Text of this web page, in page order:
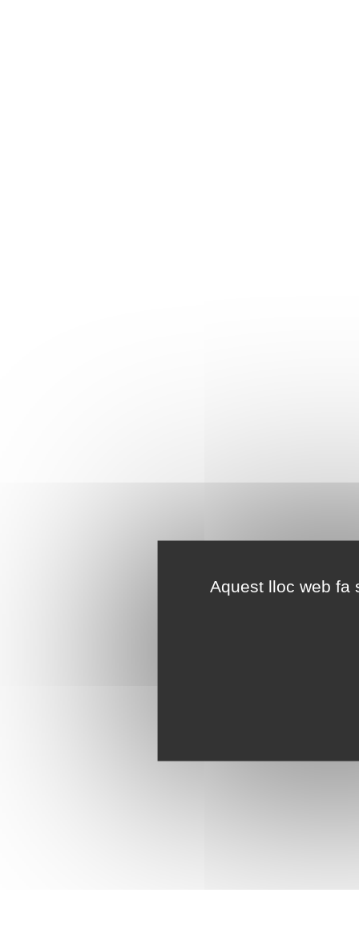
Aquest lloc web fa